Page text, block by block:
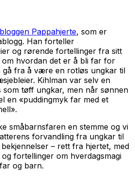
bloggen Pappahjerte, som er
Han forteller
og rørende fortellinger fra sitt
om hvordan det er å bli far for
gå fra å være en rotløs ungkar til
Kihlman var selv en
som tøff ungkar, men når sønnen
en «puddingmyk far med et
småbarnsfaren en stemme og vi
forvandling fra ungkar til
– rett fra hjertet, med
fortellinger om hverdagsmagi
og barn.